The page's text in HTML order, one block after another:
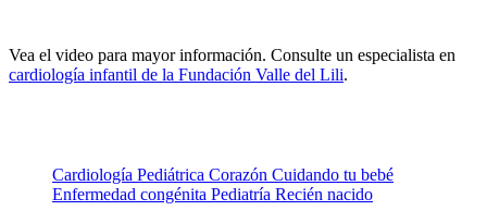
Vea el video para mayor información. Consulte un especialista en
cardiología infantil de la Fundación Valle del Lili.
Cardiología Pediátrica Corazón Cuidando tu bebé
Enfermedad congénita Pediatría Recién nacido